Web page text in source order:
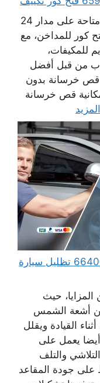
خدمات شركة قص خرسانة الكويت متاحة على مدار 24
كور للمداخن، مع
للمكيفات،
من قبل أفضل
قص خرسانة بدون
قص خرسانة
تظليل سيارات متنقل الكويت 66400552 تظليل سيارة
حيث
أشعة الشمس
القيادة ويقلل
يعمل على
والتلف
على جودة المقاعد